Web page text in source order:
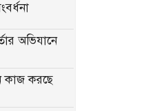
অভিযানে
কাজ করছে